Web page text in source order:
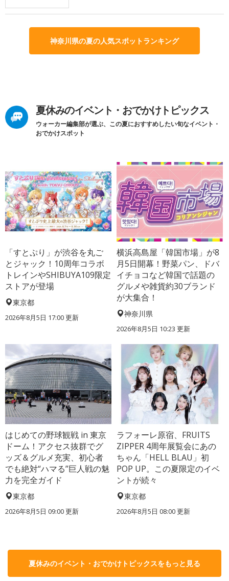
神奈川県の夏の人気スポットランキング
夏休みのイベント・おでかけトピックス
ウォーカー編集部が選ぶ、この夏におすすめしたい旬なイベント・
おでかけスポット
「すとぷり」が渋谷を丸ご
とジャック！10周年コラボ
トレインやSHIBUYA109限定
ストアが登場
東京都
2026年8月5日 17:00更新
横浜高島屋「韓国市場」が8
月5日開幕！野菜パン、ドバ
イチョコなど韓国で話題の
グルメや雑貨約30ブランド
が大集合！
神奈川県
2026年8月5日 10:23 更新
はじめての野球観戦 in 東京
ドーム！アクセス抜群でグ
ッズ＆グルメ充実、初心者
でも絶対“ハマる”巨人戦の魅
力を完全ガイド
東京都
2026年8月5日 09:00更新
ラフォーレ原宿、FRUITS
ZIPPER 4周年展覧会にあの
ちゃん「HELL BLAU」初
POP UP。この夏限定のイベ
ントが続々
東京都
2026年8月5日 08:00更新
夏休みのイベント・おでかけトピックスをもっと見る